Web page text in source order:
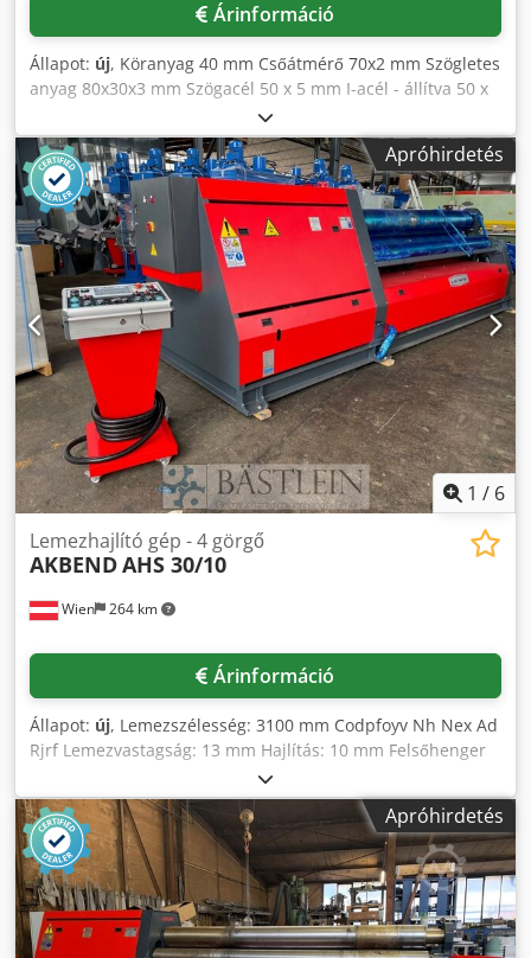
Árinformáció
Állapot: új, Köranyag 40 mm Csőátmérő 70x2 mm Szögletes
anyag 80x30x3 mm Szögacél 50 x 5 mm I-acél - állítva 50 x
15 mm Hengersor átmérője 157 mm I-acél - fekve 80 x 16
mm Tengelyátmérő 50 mm Hajlítási sebesség 2,95 m/perc
Teljes teljesítményigény 1,1 kW Gép tömege kb. 500 kg
Helyigény kb. 1000x950x1450 mm Felszereltség: - 3
meghajtott henger - speciális acélból (42CrMo4) készült,
edzett és köszörült tengelyek - egy szett standard henger -
alsó hengerek hidraulikusan fel/le állíthatók - digitális
kijelző az alsó hengerekhez - különálló vezérlőpult - az
oldalirányú vezetőhengerek kézzel, egy irányba állíthatók -
kézi zsírzás Cjdpfx Adsyv Nk Rj Rsrf - vízszintes és
függőleges munkavégzés
Apróhirdetés
1 / 6
Wien 264 km
Lemezhajlító gép - 4 görgő
AKBENDAHS 30/10
Árinformáció
Állapot: új, Lemezszélesség: 3100 mm Codpfoyv Nh Nex Ad
Rjrf Lemezvastagság: 13 mm Hajlítás: 10 mm Felsőhenger
átmérője: 300 mm Alsóhenger átmérője: 270 mm
Oldalhenger átmérője: 210 mm Teljes teljesítményigény:
11 kW Gép méretei: 5600 x 1800 x 1500 mm Gép súlya: kb.
8.800 kg Tartozékok/felszereltség: - Kúpos
hajlítóberendezés - Indukciósan edzett hengerek - Digitális
kijelző az oldalsó hengerekhez - A gép acélszerkezetből
készült - Különálló vezérlőpult - Két sebességfokozat -
Minden henger golyóscsapágyazott - A felsőhenger
Apróhirdetés